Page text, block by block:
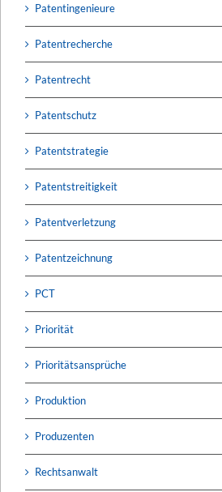
Patentingenieure
Patentrecherche
Patentrecht
Patentschutz
Patentstrategie
Patentstreitigkeit
Patentverletzung
Patentzeichnung
PCT
Priorität
Prioritätsansprüche
Produktion
Produzenten
Rechtsanwalt